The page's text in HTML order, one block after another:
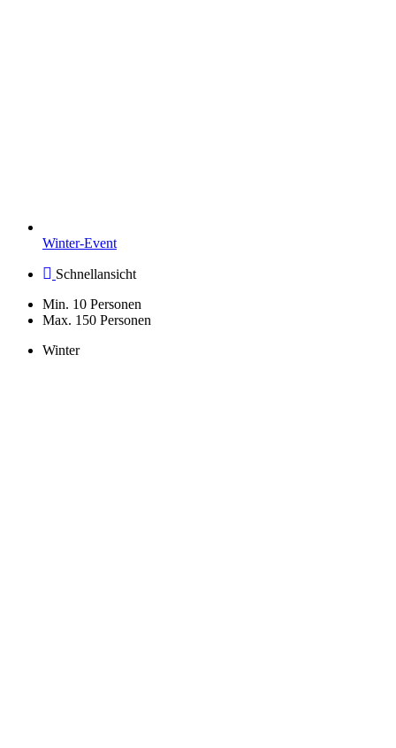
Winter-Event
Schnellansicht
Min. 10 Personen
Max. 150 Personen
Winter